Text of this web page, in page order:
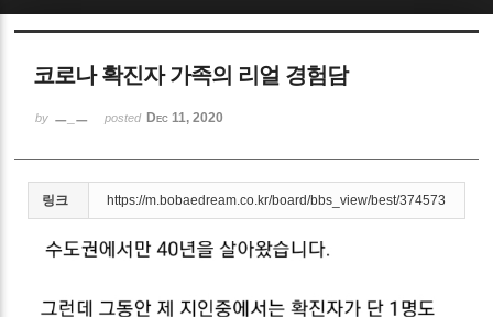
코로나 확진자 가족의 리얼 경험담
by ㅡ_ㅡ posted Dec 11, 2020
링크 https://m.bobaedream.co.kr/board/bbs_view/best/374573
Sketchbook5, 스케치북5
Sketchbook5, 스케치북5